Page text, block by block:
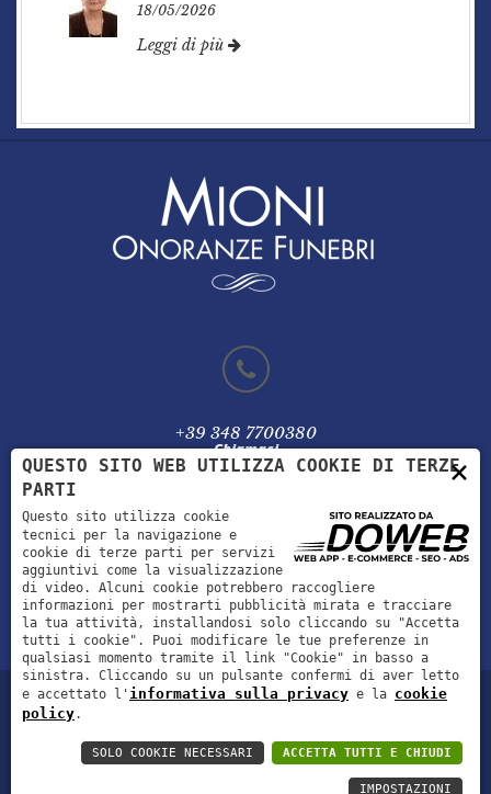
18/05/2026
Leggi di più
+39 348 7700380
Chiamaci
info@mionionoranzefunebri.it
Scrivici
Informativa sulla privacy |Cookie policy
Realizzazioni siti web a Verona
×
QUESTO SITO WEB UTILIZZA COOKIE DI TERZE
PARTI
Questo sito utilizza cookie
tecnici per la navigazione e
cookie di terze parti per servizi
aggiuntivi come la visualizzazione
di video. Alcuni cookie potrebbero raccogliere
informazioni per mostrarti pubblicità mirata e tracciare
la tua attività, installandosi solo cliccando su "Accetta
tutti i cookie". Puoi modificare le tue preferenze in
qualsiasi momento tramite il link "Cookie" in basso a
sinistra. Cliccando su un pulsante confermi di aver letto
e accettato l' informativa sulla privacy e la cookie
policy.
ACCETTA TUTTI E CHIUDI
SOLO COOKIE NECESSARI
IMPOSTAZIONI